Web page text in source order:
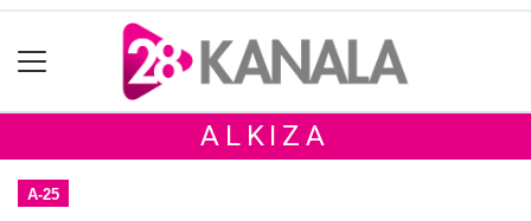
ALKIZA
A-25